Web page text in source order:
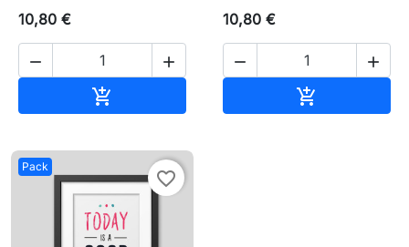
10,80 €
 

10,80 €
 

Pack
favorite_border